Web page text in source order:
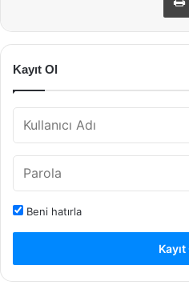
Kayıt Ol
Beni hatırla
Kayıt